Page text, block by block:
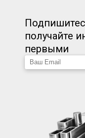
получайте
первыми